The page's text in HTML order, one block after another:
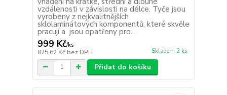
vzdálenosti v závislosti na délce. Tyče jsou
vyrobeny z nejkvalitnějších
sklolaminátových komponentů, které skvěle
pracují a jsou opatřeny pro...
999 Kč/ks
825,62 Kč bez DPH Skladem 2 ks
Přidat do košíku